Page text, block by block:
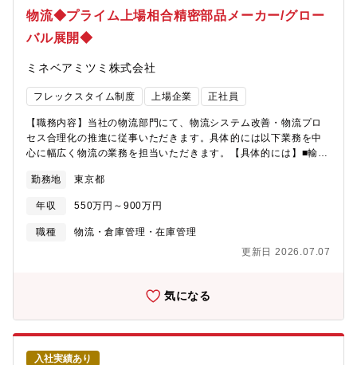
取り組み、アジアにおける航空エンジンのメンテナンスセンター
として高い評価を得ている当社で、世界中の人が乗る飛行機のエ
ンジン全体整備に携わることができる業務です。年に数回の出張
集となります。【社宅詳細】■社宅 概要（鶴ヶ島工場配属）・年
齢制限 ：なし・入居期限 ：10年間・賃料限度額 ：同居のお子様
あり 120,000円同居のお子様なし 100,000円 ※共益費・管
件，入居期間により変動 ※共益費，管理費等は個人負担・エリ
ア ：鶴ヶ島（・昭島・立川・所沢・青梅・八王子）近郊・面積上
限 ：同居のお子様あり 75m2 同居のお子様なし 60m2・間
取：制限なし・物件選定方法 ：原則，会社指定業者を通して本人
物件変更は認めない※現住居から通勤可能な場合（通勤時間：１
配属）・場所：鶴ヶ島（・昭島・立川・所沢・青梅・八王子）近
郊・選定：会社選定・間取り：1K，1R・本人負担額：１～２万
単身赴任期間中※現住居/ご実家から通勤可能な場合（通勤時間：
担うリーディングカンパニーのひとつとして、新しい時代を切り
物流◆プライム上場相合精密部品メーカー/グロー
バル展開◆
ミネベアミツミ株式会社
フレックスタイム制度 上場企業 正社員
【職務内容】当社の物流部門にて、物流システム改善・物流プロ
セス合理化の推進に従事いただきます。具体的には以下業務を中
心に幅広く物流の業務を担当いただきます。【具体的には】■輸出
外工場関係者との調整、輸出書類作成、物流業者との出荷調整や
ブッキング等（業者選定や交渉を含む）■輸入及び倉庫管理業務・
海外量産工場からの日本への製品の輸入や倉庫業務全般・国内外
工場及び営業関係者との調整、物流業者との調整や輸入手配及び
分析、計数管理■海外駐在将来的には海外駐在いただき、様々なフ
【配属予定組織について】物流部 業務課（業務改善 等）/企画課
（新ツールの導入検討 等）/輸出輸入課（通関・輸出入手配 等）
※適正を見て配属組織を決定します。【やりがい】・グローバル
なフィールドグループ全体の売上高に占める海外生産比率は8割を
超えています。将来的な海外駐在の可能性もあり、グローバルな
勤務地 東京都
年収 550万円～900万円
職種
物流・倉庫管理・在庫管理
更新日 2026.07.07
気になる
入社実績あり